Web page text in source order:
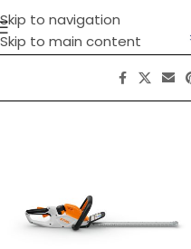
Skip to navigation
Skip to main content